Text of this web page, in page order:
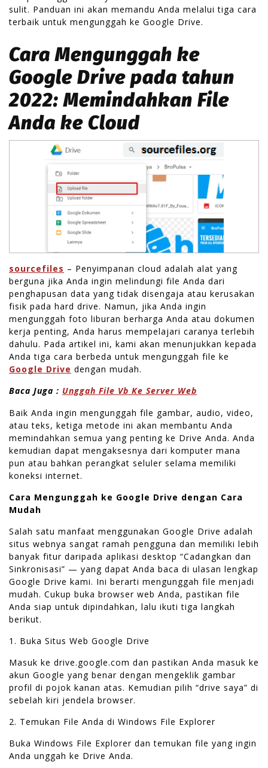
sulit. Panduan ini akan memandu Anda melalui tiga cara
terbaik untuk mengunggah ke Google Drive.
Cara Mengunggah ke
Google Drive pada tahun
2022: Memindahkan File
Anda ke Cloud
sourcefiles – Penyimpanan cloud adalah alat yang
berguna jika Anda ingin melindungi file Anda dari
penghapusan data yang tidak disengaja atau kerusakan
fisik pada hard drive. Namun, jika Anda ingin
mengunggah foto liburan berharga Anda atau dokumen
kerja penting, Anda harus mempelajari caranya terlebih
dahulu. Pada artikel ini, kami akan menunjukkan kepada
Anda tiga cara berbeda untuk mengunggah file ke
Google Drive dengan mudah.
Baca Juga : Unggah File Vb Ke Server Web
Baik Anda ingin mengunggah file gambar, audio, video,
atau teks, ketiga metode ini akan membantu Anda
memindahkan semua yang penting ke Drive Anda. Anda
kemudian dapat mengaksesnya dari komputer mana
pun atau bahkan perangkat seluler selama memiliki
koneksi internet.
Cara Mengunggah ke Google Drive dengan Cara
Mudah
Salah satu manfaat menggunakan Google Drive adalah
situs webnya sangat ramah pengguna dan memiliki lebih
banyak fitur daripada aplikasi desktop “Cadangkan dan
Sinkronisasi” — yang dapat Anda baca di ulasan lengkap
Google Drive kami. Ini berarti mengunggah file menjadi
mudah. Cukup buka browser web Anda, pastikan file
Anda siap untuk dipindahkan, lalu ikuti tiga langkah
berikut.
1. Buka Situs Web Google Drive
Masuk ke drive.google.com dan pastikan Anda masuk ke
akun Google yang benar dengan mengeklik gambar
profil di pojok kanan atas. Kemudian pilih “drive saya” di
sebelah kiri jendela browser.
2. Temukan File Anda di Windows File Explorer
Buka Windows File Explorer dan temukan file yang ingin
Anda unggah ke Drive Anda.